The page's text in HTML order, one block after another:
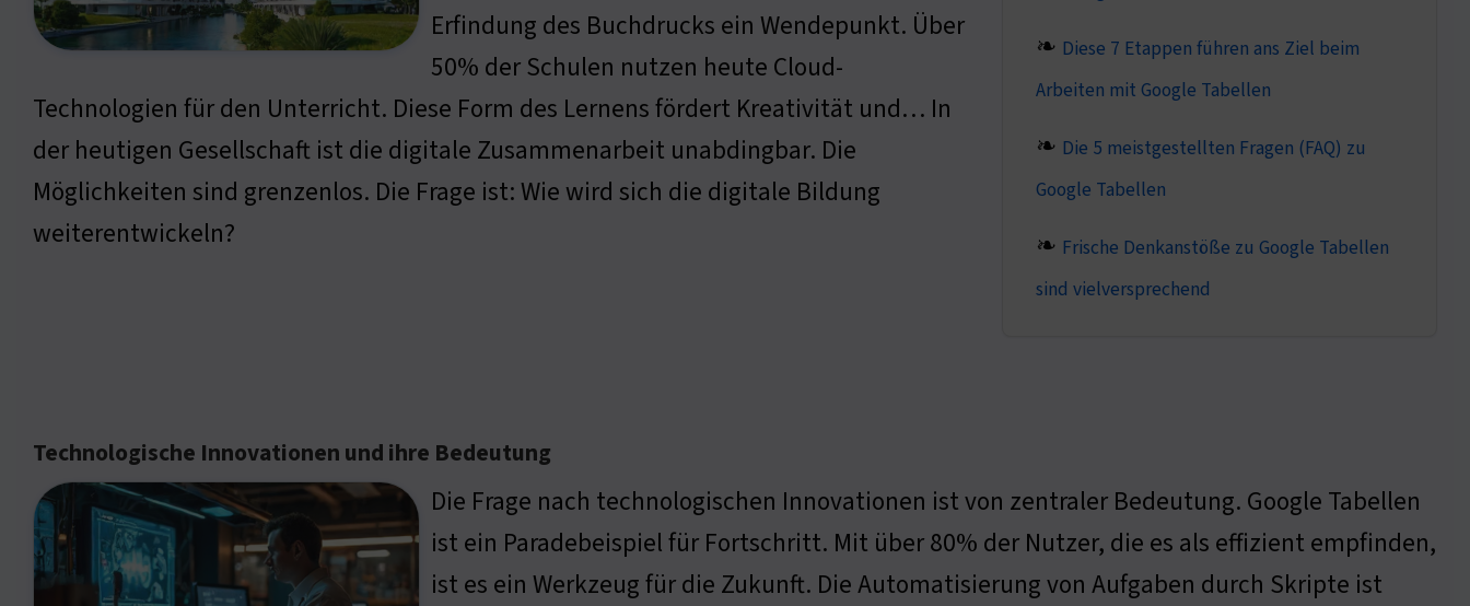
Diese 7 Etappen führen ans Ziel beim
Arbeiten mit Google Tabellen
Die 5 meistgestellten Fragen (FAQ) zu
Google Tabellen
Frische Denkanstöße zu Google Tabellen
sind vielversprechend
Erfindung des Buchdrucks ein Wendepunkt. Über
50% der Schulen nutzen heute Cloud-
Technologien für den Unterricht. Diese Form des Lernens fördert Kreativität und… In
der heutigen Gesellschaft ist die digitale Zusammenarbeit unabdingbar. Die
Möglichkeiten sind grenzenlos. Die Frage ist: Wie wird sich die digitale Bildung
weiterentwickeln?
Technologische Innovationen und ihre Bedeutung
Die Frage nach technologischen Innovationen ist von zentraler Bedeutung. Google Tabellen
ist ein Paradebeispiel für Fortschritt. Mit über 80% der Nutzer, die es als effizient empfinden,
ist es ein Werkzeug für die Zukunft. Die Automatisierung von Aufgaben durch Skripte ist